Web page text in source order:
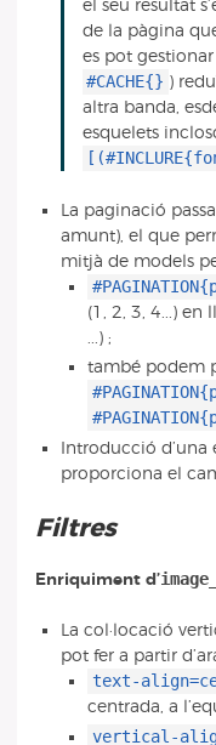
el seu resultat
de la pàgina
es pot
#CACHE{} )
altra banda,
esquelets
La paginació
amunt), el que
mitjà de models
(1, 2, 3, 4...) en
...) ;
també podem
Introducció d’una
proporciona el
Filtres
Enriquiment d’
La col·locació
pot fer a partir
text-
centrada, a
vertical-